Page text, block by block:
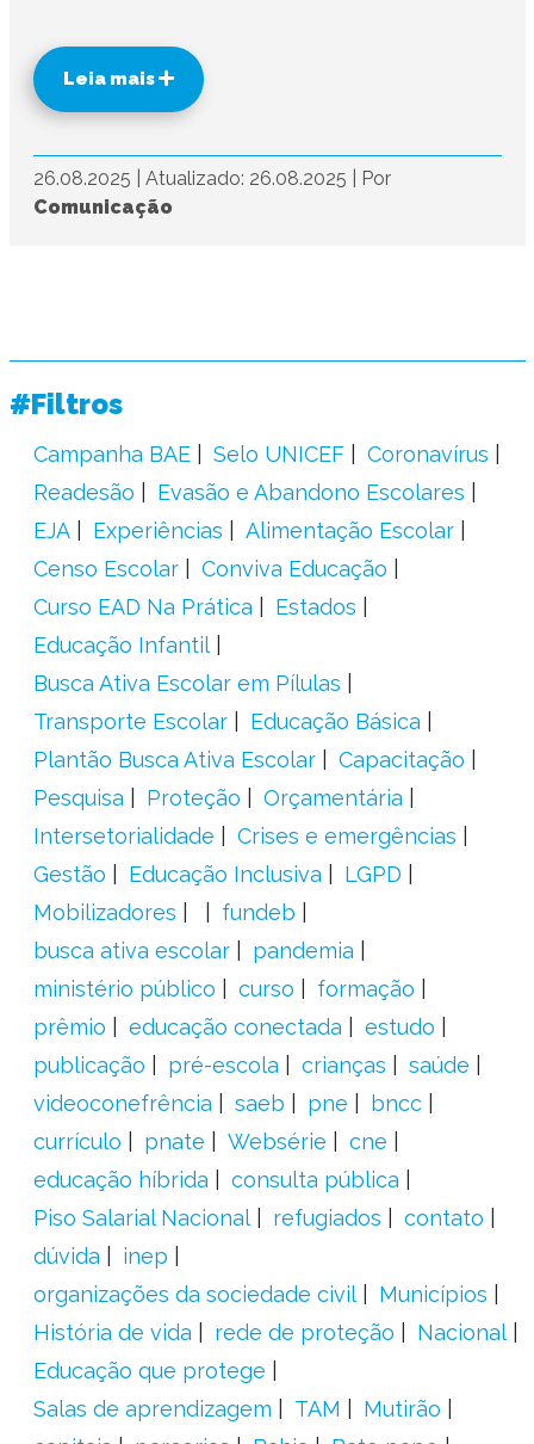
Leia mais
26.08.2025 Atualizado: 26.08.2025
Por
Comunicação
#Filtros
Campanha BAE Selo UNICEF
Coronavírus
Readesão
Evasão e Abandono Escolares
EJA
Experiências
Alimentação Escolar
Censo Escolar
Conviva Educação
Curso EAD Na Prática
Estados
Educação Infantil
Busca Ativa Escolar em Pílulas
Transporte Escolar
Educação Básica
Plantão Busca Ativa Escolar
Capacitação
Pesquisa
Proteção
Orçamentária
Intersetorialidade
Crises e emergências
Gestão
Educação Inclusiva
LGPD
Mobilizadores
fundeb
busca ativa escolar
pandemia
ministério público
curso
formação
prêmio
educação conectada
estudo
publicação
pré-escola crianças
saúde
videoconefrência
saeb pne
bncc
currículo
pnate Websérie
cne
educação híbrida
consulta pública
Piso Salarial Nacional
refugiados
contato
dúvida
inep
organizações da sociedade civil
Municípios
História de vida
rede de proteção
Nacional
Educação que protege
Salas de aprendizagem
TAM
Mutirão